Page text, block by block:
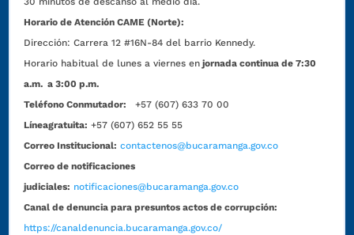
Horario de Atención CAME (Norte):
Dirección:Carrera 12 #16N-84 del barrio Kennedy.
Horario habitual de lunes a viernes en jornada continua de 7:30
a.m. a 3:00 p.m.
Teléfono Conmutador:
+57 (607) 633 70 00
Líneagratuita: +57 (607) 652 55 55
Correo Institucional: contactenos@bucaramanga.gov.co
Correo de notificaciones
judiciales: notificaciones@bucaramanga.gov.co
Canal de denuncia para presuntos actos de corrupción:
https://canaldenuncia.bucaramanga.gov.co/